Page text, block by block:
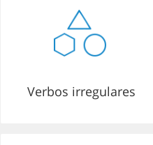
Verbos irregulares